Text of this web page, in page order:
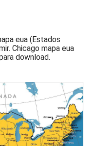
eua (Estados
Chicago mapa eua
download.